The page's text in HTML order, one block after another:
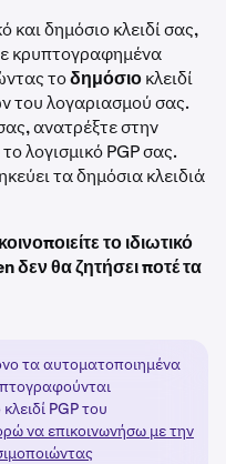
και δημόσιο κλειδί σας,
κρυπτογραφημένα
τοδημόσιοκλειδί
του λογαριασμού σας.
ανατρέξτε στην
λογισμικό PGP σας.
τα δημόσια κλειδιά
το ιδιωτικό
δεν θα ζητήσει ποτέ τα
τα αυτοματοποιημένα
PGP του
να επικοινωνήσω με την